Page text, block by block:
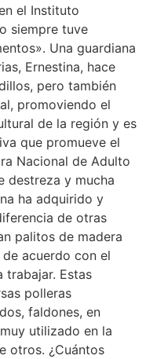
el Instituto
siempre tuve
Una guardiana
Ernestina, hace
pero también
promoviendo el
de la región y es
que promueve el
Nacional de Adulto
destreza y mucha
ha adquirido y
de otras
palitos de madera
acuerdo con el
trabajar. Estas
polleras
faldones, en
utilizado en la
otros. ¿Cuántos